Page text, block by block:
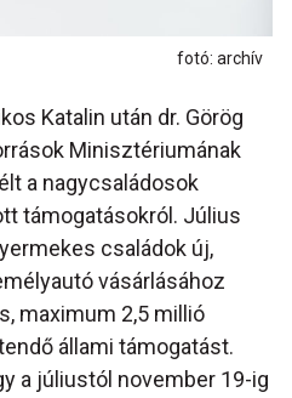
fotó: archív
Katalin után dr. Görög
Minisztériumának
a nagycsaládosok
támogatásokról. Július
családok új,
vásárlásához
maximum 2,5 millió
állami támogatást.
a júliustól november 19-ig